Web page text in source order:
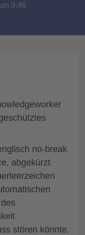
9:46
no-break
abgekürzt
stören könnte.